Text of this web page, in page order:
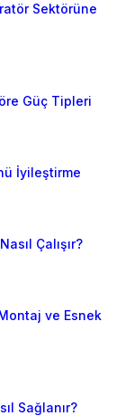
Sektörüne
Güç Tipleri
İyileştirme
Çalışır?
ve Esnek
Sağlanır?